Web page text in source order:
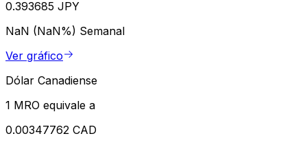
0.393685 JPY
NaN (NaN%) Semanal
Ver gráfico
Dólar Canadiense
1 MRO equivale a
0.00347762 CAD